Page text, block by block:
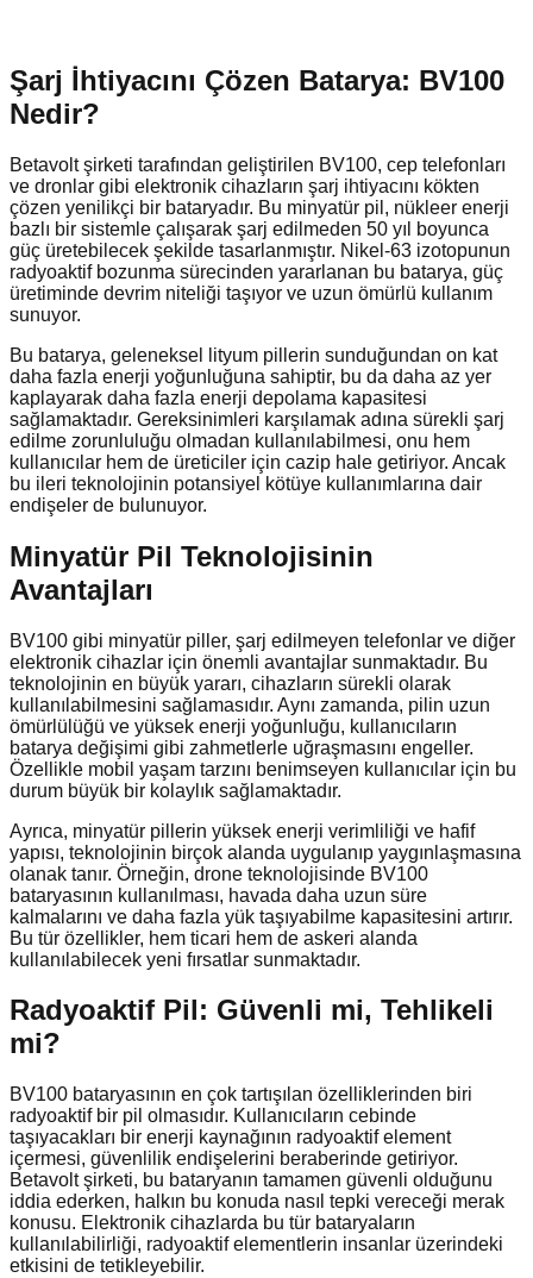
Şarj İhtiyacını Çözen Batarya: BV100
Nedir?
Betavolt şirketi tarafından geliştirilen BV100, cep telefonları
ve dronlar gibi elektronik cihazların şarj ihtiyacını kökten
çözen yenilikçi bir bataryadır. Bu minyatür pil, nükleer enerji
bazlı bir sistemle çalışarak şarj edilmeden 50 yıl boyunca
güç üretebilecek şekilde tasarlanmıştır. Nikel-63 izotopunun
radyoaktif bozunma sürecinden yararlanan bu batarya, güç
üretiminde devrim niteliği taşıyor ve uzun ömürlü kullanım
sunuyor.
Bu batarya, geleneksel lityum pillerin sunduğundan on kat
daha fazla enerji yoğunluğuna sahiptir, bu da daha az yer
kaplayarak daha fazla enerji depolama kapasitesi
sağlamaktadır. Gereksinimleri karşılamak adına sürekli şarj
edilme zorunluluğu olmadan kullanılabilmesi, onu hem
kullanıcılar hem de üreticiler için cazip hale getiriyor. Ancak
bu ileri teknolojinin potansiyel kötüye kullanımlarına dair
endişeler de bulunuyor.
Minyatür Pil Teknolojisinin
Avantajları
BV100 gibi minyatür piller, şarj edilmeyen telefonlar ve diğer
elektronik cihazlar için önemli avantajlar sunmaktadır. Bu
teknolojinin en büyük yararı, cihazların sürekli olarak
kullanılabilmesini sağlamasıdır. Aynı zamanda, pilin uzun
ömürlülüğü ve yüksek enerji yoğunluğu, kullanıcıların
batarya değişimi gibi zahmetlerle uğraşmasını engeller.
Özellikle mobil yaşam tarzını benimseyen kullanıcılar için bu
durum büyük bir kolaylık sağlamaktadır.
Ayrıca, minyatür pillerin yüksek enerji verimliliği ve hafif
yapısı, teknolojinin birçok alanda uygulanıp yaygınlaşmasına
olanak tanır. Örneğin, drone teknolojisinde BV100
bataryasının kullanılması, havada daha uzun süre
kalmalarını ve daha fazla yük taşıyabilme kapasitesini artırır.
Bu tür özellikler, hem ticari hem de askeri alanda
kullanılabilecek yeni fırsatlar sunmaktadır.
Radyoaktif Pil: Güvenli mi, Tehlikeli
mi?
BV100 bataryasının en çok tartışılan özelliklerinden biri
radyoaktif bir pil olmasıdır. Kullanıcıların cebinde
taşıyacakları bir enerji kaynağının radyoaktif element
içermesi, güvenlilik endişelerini beraberinde getiriyor.
Betavolt şirketi, bu bataryanın tamamen güvenli olduğunu
iddia ederken, halkın bu konuda nasıl tepki vereceği merak
konusu. Elektronik cihazlarda bu tür bataryaların
kullanılabilirliği, radyoaktif elementlerin insanlar üzerindeki
etkisini de tetikleyebilir.